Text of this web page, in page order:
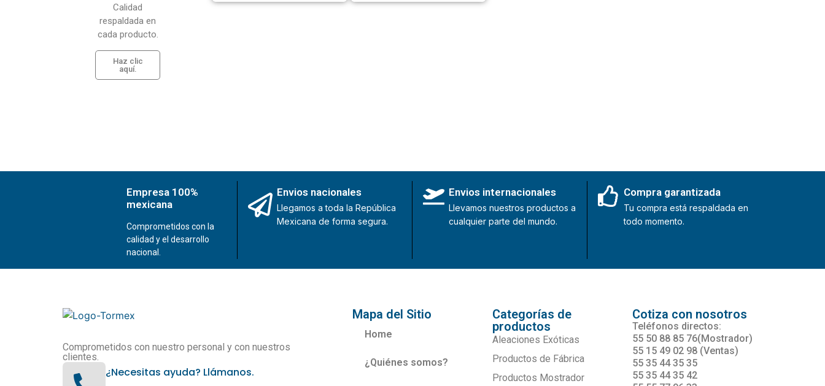
Calidad
respaldada en
cada producto.
Haz clic
aquí.
Empresa 100%
mexicana
Comprometidos con la
calidad y el desarrollo
nacional.
Envios nacionales
Llegamos a toda la República
Mexicana de forma segura.
Envios internacionales
Llevamos nuestros productos a
cualquier parte del mundo.
Compra garantizada
Tu compra está respaldada en
todo momento.
Comprometidos con nuestro personal y con nuestros
clientes.
¿Necesitas ayuda? Llámanos.
Mapa del Sitio
Home
¿Quiénes somos?
Categorías de
productos
Aleaciones Exóticas
Productos de Fábrica
Productos Mostrador
Cotiza con nosotros
Teléfonos directos:
55 50 88 85 76(Mostrador)
55 15 49 02 98 (Ventas)
55 35 44 35 35
55 35 44 35 42